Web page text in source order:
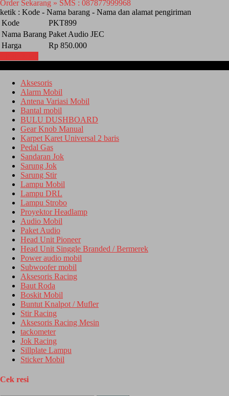
Order Sekarang » SMS : 087877999968
ketik : Kode - Nama barang - Nama dan alamat pengiriman
Kode
PKT899
Nama Barang Paket Audio JEC
Harga
Rp 850.000
Aksesoris
Alarm Mobil
Antena Variasi Mobil
Bantal mobil
BULU DUSHBOARD
Gear Knob Manual
Karpet Karet Universal 2 baris
Pedal Gas
Sandaran Jok
Sarung Jok
Sarung Stir
Lampu Mobil
Lampu DRL
Lampu Strobo
Proyektor Headlamp
Audio Mobil
Paket Audio
Head Unit Pioneer
Head Unit Singgle Branded / Bermerek
Power audio mobil
Subwoofer mobil
Aksesoris Racing
Baut Roda
Boskit Mobil
Buntut Knalpot / Mufler
Stir Racing
Aksesoris Racing Mesin
tackometer
Jok Racing
Sillplate Lampu
Sticker Mobil
Cek resi